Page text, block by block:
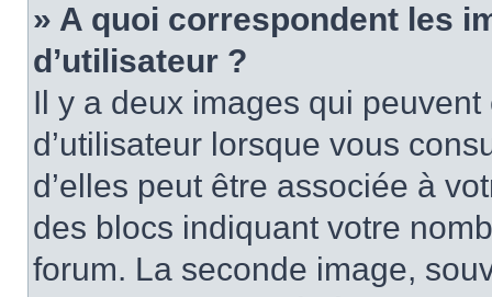
» A quoi correspondent les
d’utilisateur ?
Il y a deux images qui
d’utilisateur lorsque vous
d’elles peut être associée à
des blocs indiquant votre
forum. La seconde image,